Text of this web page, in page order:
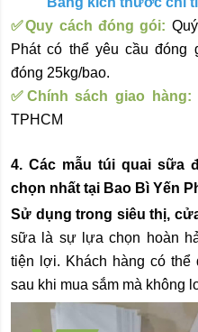
✅Quy cách đóng gói:
Phát có thể yêu cầu đóng
đóng 25kg/bao.
✅Chính sách giao hàng:
TPHCM
4. Các mẫu túi quai sữa
chọn nhất tại Bao Bì Yến
Sử dụng trong siêu thị,
sữa là sự lựa chọn hoàn
tiện lợi. Khách hàng có thể
sau khi mua sắm mà không